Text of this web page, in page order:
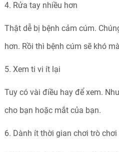
4. Rửa tay nhiều hơn
Thật dễ bị bệnh cảm cúm.
hơn. Rồi thì bệnh cúm sẽ khó
5. Xem ti vi ít lại
Tuy có vài điều hay để xem.
cho bạn hoặc mắt của bạn.
6. Dành ít thời gian chơi trò